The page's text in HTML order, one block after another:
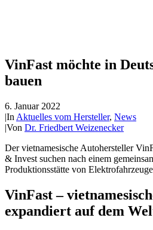
VinFast möchte in
bauen
6. Januar 2022
|In Aktuelles vom Hersteller, News
|Von Dr. Friedbert Weizenecker
Der vietnamesische Autohersteller
& Invest suchen nach einem
Produktionsstätte von
VinFast –
expandiert auf dem